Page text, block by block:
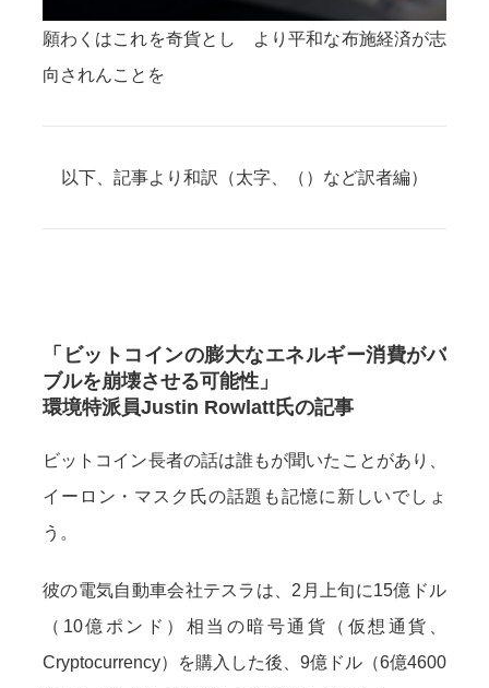
願わくはこれを奇貨とし より平和な布施経済が志
向されんことを
以下、記事より和訳（太字、（）など訳者編）
「ビットコインの膨大なエネルギー消費がバ
ブルを崩壊させる可能性」
環境特派員Justin Rowlatt氏の記事
ビットコイン長者の話は誰もが聞いたことがあり、
イーロン・マスク氏の話題も記憶に新しいでしょ
う。
彼の電気自動車会社テスラは、2月上旬に15億ドル
（10億ポンド）相当の暗号通貨（仮想通貨、
Cryptocurrency）を購入した後、9億ドル（6億4600